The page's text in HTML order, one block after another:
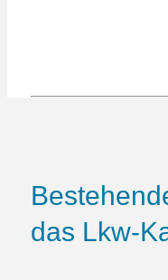
das Lkw-